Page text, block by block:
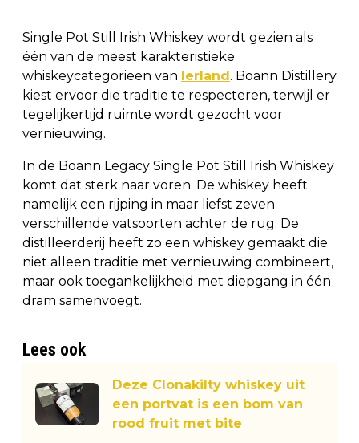
Single Pot Still Irish Whiskey wordt gezien als
één van de meest karakteristieke
whiskeycategorieën van Ierland. Boann Distillery
kiest ervoor die traditie te respecteren, terwijl er
tegelijkertijd ruimte wordt gezocht voor
vernieuwing.
In de Boann Legacy Single Pot Still Irish Whiskey
komt dat sterk naar voren. De whiskey heeft
namelijk een rijping in maar liefst zeven
verschillende vatsoorten achter de rug. De
distilleerderij heeft zo een whiskey gemaakt die
niet alleen traditie met vernieuwing combineert,
maar ook toegankelijkheid met diepgang in één
dram samenvoegt.
Lees ook
Deze Clonakilty whiskey uit
een portvat is een bom van
rood fruit met bite